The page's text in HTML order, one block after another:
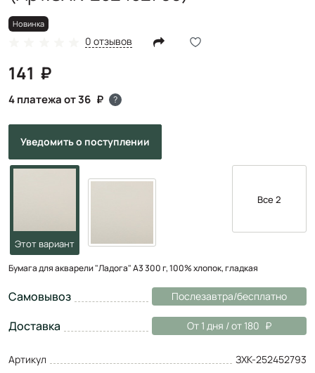
Новинка
0 отзывов
141
4 платежа от 36 ?
Уведомитьо поступлении
Все 2
Бумага для акварели "Ладога" А3 300 г, 100% хлопок, гладкая
Самовывоз Послезавтра/бесплатно
Доставка От 1 дня / от 180
Артикул
ЗХК-252452793